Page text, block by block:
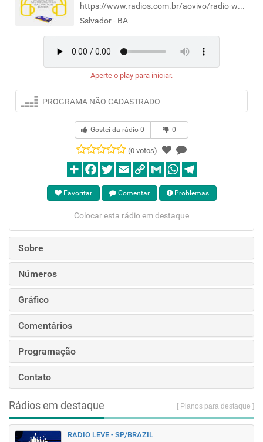
https://www.radios.com.br/aovivo/radio-web-mussurunga-salvador/
Sslvador - BA
Aperte o play para iniciar.
PROGRAMA NÃO CADASTRADO
Gostei da rádio 0 0
(0 votos)
Favoritar Comentar Problemas
Colocar esta rádio em destaque
Sobre
Números
Gráfico
Comentários
Programação
Contato
Rádios em destaque [ Planos para destaque ]
RADIO LEVE - SP/BRAZIL